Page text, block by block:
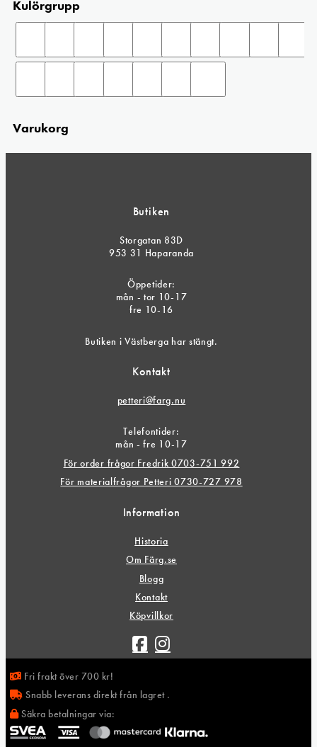
Kulörgrupp
Varukorg
Butiken
Storgatan 83D
953 31 Haparanda
Öppetider:
mån - tor 10-17
fre 10-16
Butiken i Västberga har stängt.
Kontakt
petteri@farg.nu
Telefontider:
mån - fre 10-17
För order frågor Fredrik 0703-751 992
För materialfrågor Petteri 0730-727 978
Information
Historia
Om Färg.se
Blogg
Kontakt
Köpvillkor
Fri frakt över 700 kr!
Snabb leverans direkt från lagret .
Säkra betalningar via: